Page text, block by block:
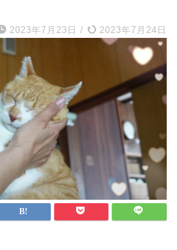
2023年7月23日 / 2023年7月24日